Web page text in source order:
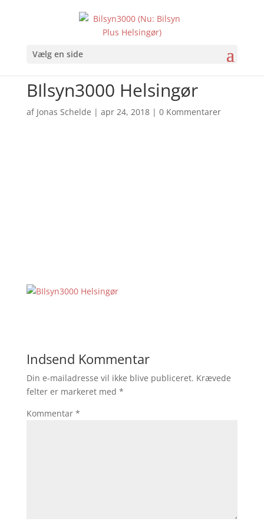
Vælg en side
BIlsyn3000 Helsingør
af Jonas Schelde | apr 24, 2018| 0 Kommentarer
Indsend Kommentar
Din e-mailadresse vil ikke blive publiceret. Krævede
felter er markeret med *
Kommentar *